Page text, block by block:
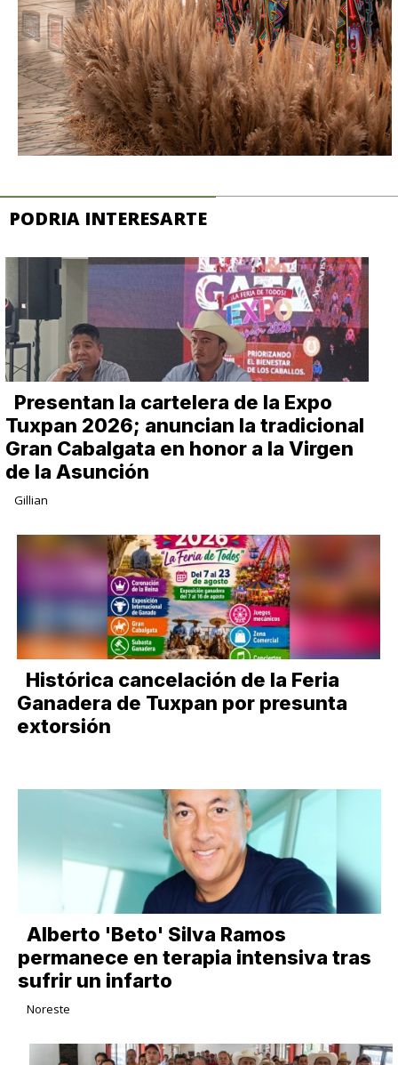
PODRIA INTERESARTE
Presentan la cartelera de la Expo
Tuxpan 2026; anuncian la tradicional
Gran Cabalgata en honor a la Virgen
de la Asunción
Gillian
Histórica cancelación de la Feria
Ganadera de Tuxpan por presunta
extorsión
Alberto 'Beto' Silva Ramos
permanece en terapia intensiva tras
sufrir un infarto
Noreste